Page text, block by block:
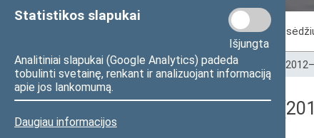
Statistikos slapukai
Išjungta
Analitiniai slapukai (Google Analytics) padeda
tobulinti svetainę, renkant ir analizuojant informaciją
apie jos lankomumą.
Daugiau informacijos
Posėdžiai
Pradžia>Seimo posėdžiai>Kadencijos
Registracijos rezultatai